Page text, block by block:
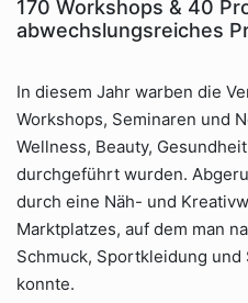
170 Workshops & 40
abwechslungsreiches
In diesem Jahr warben die
Workshops, Seminaren und
Wellness, Beauty,
durchgeführt wurden.
durch eine Näh- und
Marktplatzes, auf dem man
Schmuck, Sportkleidung
konnte.